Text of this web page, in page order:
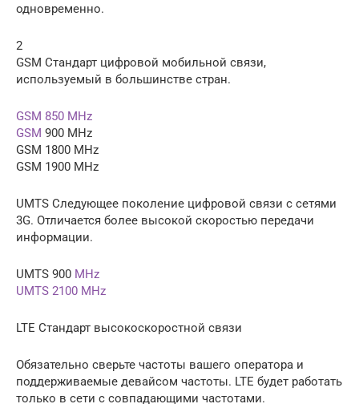
одновременно.
2
GSM Стандарт цифровой мобильной связи,
используемый в большинстве стран.
GSM 850 MHz
GSM 900 MHz
GSM 1800 MHz
GSM 1900 MHz
UMTS Следующее поколение цифровой связи с сетями
3G. Отличается более высокой скоростью передачи
информации.
UMTS 900 MHz
UMTS 2100 MHz
LTE Стандарт высокоскоростной связи
Обязательно сверьте частоты вашего оператора и
поддерживаемые девайсом частоты. LTE будет работать
только в сети с совпадающими частотами.